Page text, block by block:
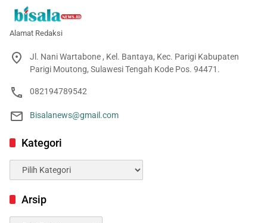
Alamat Redaksi
Jl. Nani Wartabone , Kel. Bantaya, Kec. Parigi Kabupaten
Parigi Moutong, Sulawesi Tengah Kode Pos. 94471.
082194789542
Bisalanews@gmail.com
Kategori
Kategori
Arsip